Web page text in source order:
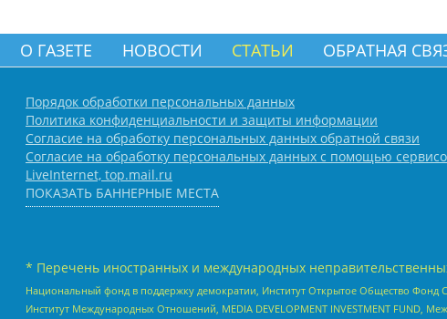
О ГАЗЕТЕ НОВОСТИ СТАТЬИ ОБРАТНАЯ
Порядок обработки персональных данных
Политика конфиденциальности и защиты информации
Согласие на обработку персональных данных обратной связи
Согласие на обработку персональных данных с помощью
LiveInternet, top.mail.ru
ПОКАЗАТЬ БАННЕРНЫЕ МЕСТА
* Перечень иностранных и международных
Национальный фонд в поддержку демократии, Институт Открытое Общество
Институт Международных Отношений, MEDIA DEVELOPMENT INVESTMENT FUND,